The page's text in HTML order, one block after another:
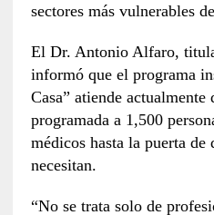
sectores más vulnerables
El Dr. Antonio Alfaro,
informó que el programa
Casa” atiende
programada a 1,500
médicos hasta la puerta de
necesitan.
“No se trata solo de